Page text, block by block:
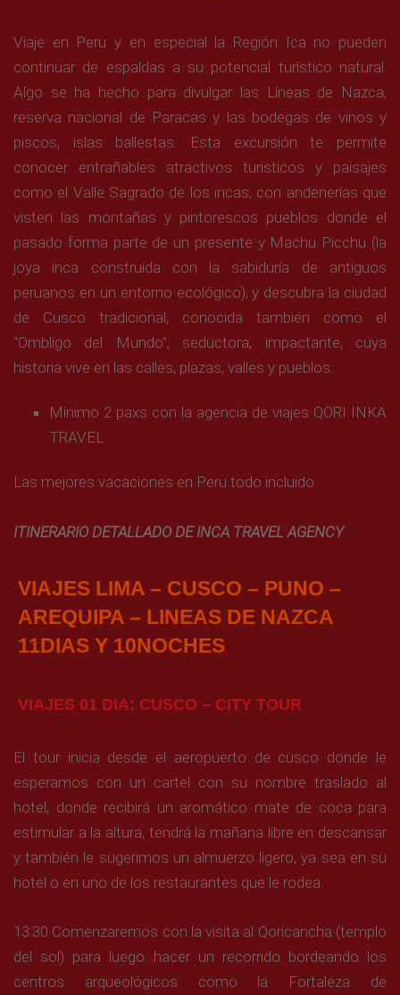
Viaje en Peru y en especial la Región Ica no pueden
continuar de espaldas a su potencial turístico natural.
Algo se ha hecho para divulgar las Líneas de Nazca,
reserva nacional de Paracas y las bodegas de vinos y
piscos, islas ballestas. Esta excursión te permite
conocer entrañables atractivos turisticos y paisajes
como el Valle Sagrado de los incas, con andenerías que
visten las montañas y pintorescos pueblos donde el
pasado forma parte de un presente y Machu Picchu (la
joya inca construida con la sabiduría de antiguos
peruanos en un entorno ecológico), y descubra la ciudad
de Cusco tradicional, conocida también como el
“Ombligo del Mundo”, seductora, impactante, cuya
historia vive en las calles, plazas, valles y pueblos.
Mínimo 2 paxs con la agencia de viajes QORI INKA
TRAVEL.
Las mejores vacaciones en Peru todo incluido.
ITINERARIO DETALLADO DE INCA TRAVEL AGENCY
VIAJES LIMA – CUSCO – PUNO –
AREQUIPA – LINEAS DE NAZCA
11DIAS Y 10NOCHES
VIAJES 01 DIA: CUSCO – CITY TOUR
El tour inicia desde el aeropuerto de cusco donde le
esperamos con un cartel con su nombre traslado al
hotel, donde recibirá un aromático mate de coca para
estimular a la altura, tendrá la mañana libre en descansar
y también le sugerimos un almuerzo ligero, ya sea en su
hotel o en uno de los restaurantes que le rodea.
13:30 Comenzaremos con la visita al Qoricancha (templo
del sol) para luego hacer un recorrido bordeando los
centros arqueológicos como la Fortaleza de